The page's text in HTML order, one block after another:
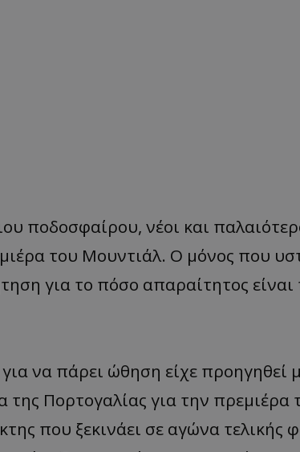
ποδοσφαίρου, νέοι και
του Μουντιάλ. Ο μόνος που
για το πόσο απαραίτητος είναι
να πάρει ώθηση είχε προηγηθεί
Πορτογαλίας για την πρεμιέρα
που ξεκινάει σε αγώνα τελικής